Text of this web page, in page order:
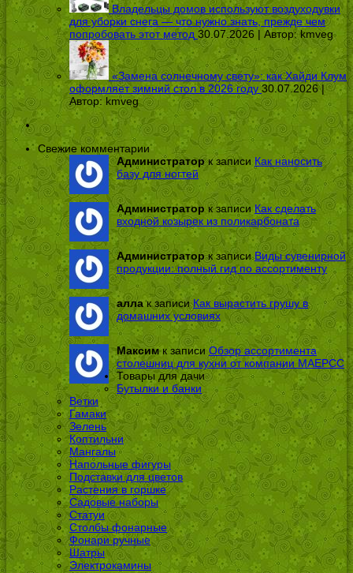
Владельцы домов используют воздуходувки
для уборки снега — что нужно знать, прежде чем
попробовать этот метод 30.07.2026 | Автор:kmveg
«Замена солнечному свету»: как Хайди Клум
оформляет зимний стол в 2026 году 30.07.2026 |
Автор: kmveg
Свежие комментарии
Администраторк записи Как наносить
базу для ногтей
Администратор к записиКак сделать
входной козырек из поликарбоната
Администраторк записиВиды сувенирной
продукции: полный гид по ассортименту
аллак записиКак вырастить грушу в
домашних условиях
Максимк записиОбзор ассортимента
столешниц для кухни от компании МАЕРСС
Товары для дачи
Бутылки и банки
Ветки
Гамаки
Зелень
Коптильни
Мангалы
Напольные фигуры
Подставки для цветов
Растения в горшке
Садовые наборы
Статуи
Столбы фонарные
Фонари ручные
Шатры
Электрокамины